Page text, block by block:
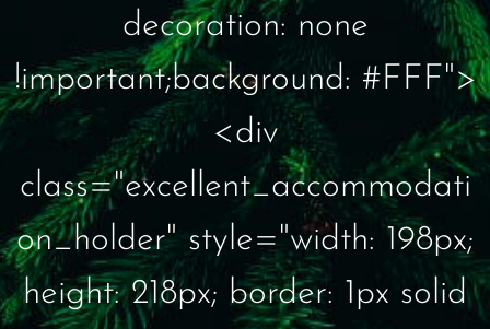
decoration: none
!important;background: #FFF">
<div
class="excellent_accommodati
on_holder" style="width: 198px;
height: 218px; border: 1px solid